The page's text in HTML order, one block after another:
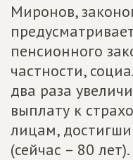
Миронов,
пенсионного
частности,
два раза
выплату к
лицам,
(сейчас – 80 лет).